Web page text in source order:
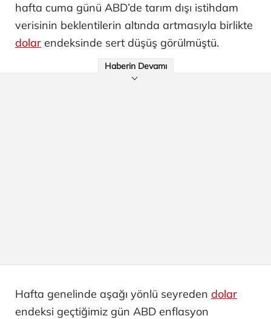
hafta cuma günü ABD’de tarım dışı istihdam
verisinin beklentilerin altında artmasıyla birlikte
dolar endeksinde sert düşüş görülmüştü.
Haberin Devamı
Hafta genelinde aşağı yönlü seyreden dolar
endeksi geçtiğimiz gün ABD enflasyon